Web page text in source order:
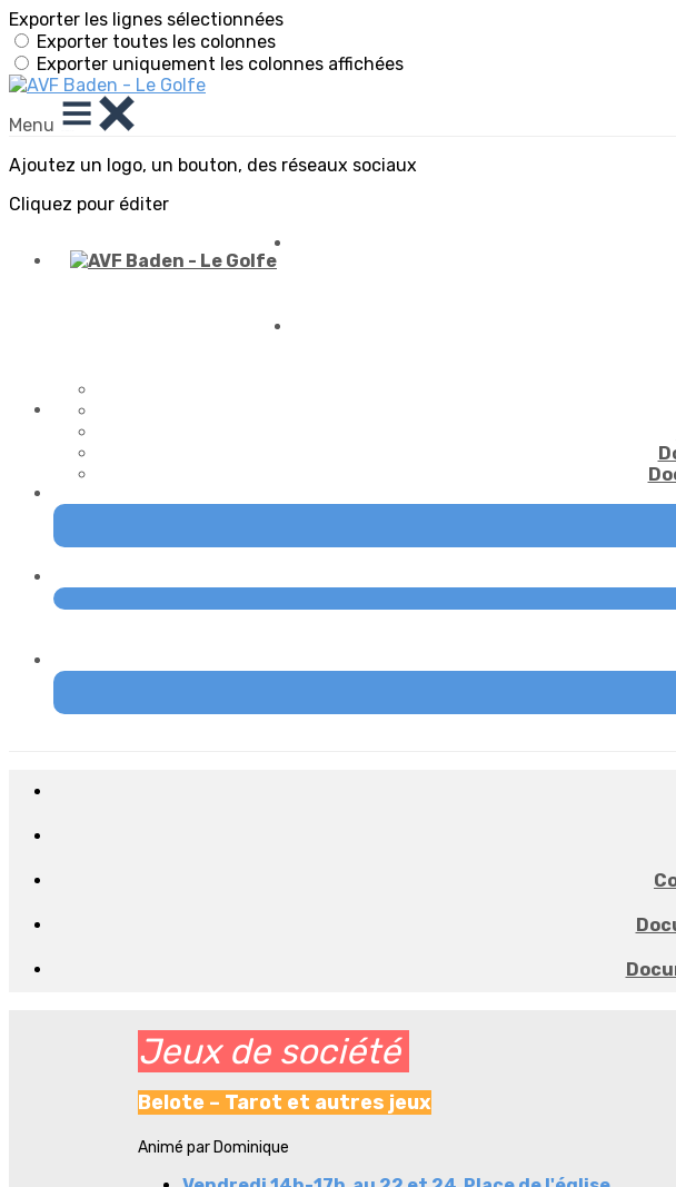
Exporter les lignes sélectionnées
Exporter toutes les colonnes
Exporter uniquement les colonnes affichées
Menu
Ajoutez un logo, un bouton, des réseaux sociaux
Cliquez pour éditer
Jeux de société
Belote – Tarot et autres jeux
Animé par Dominique